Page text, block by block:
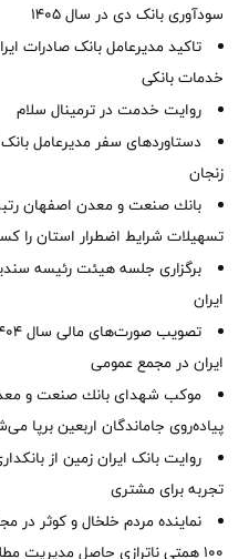
سودآوری بانک دی در سال 1405
تاکید مدیرعامل بانک صادرات
خدمات بانکی
روایت خدمت در ترمینال سلام
دستاوردهای سفر مدیرعامل
زنجان
بانك صنعت و معدن اصفهان
تسهیلات شرایط اضطرار استان را
برگزاری جلسه هیئت رئیسه
ایران
ایران در مجمع عمومی
موكب شهدای بانك صنعت و
پیاده‌روی جاماندگان اربعین برپا
روایت بانک ایران زمین از
تجربه برای مشتری
نماینده مردم خلخال و کوثر
۱۰۰ همتی ناترازی حاصل مدیریت